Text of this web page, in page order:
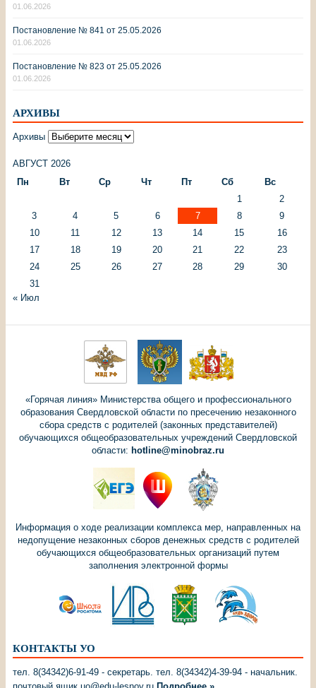
01.06.2026
Постановление № 841 от 25.05.2026
01.06.2026
Постановление № 823 от 25.05.2026
01.06.2026
АРХИВЫ
Архивы
АВГУСТ 2026
Пн
Вт Ср Чт Пт Сб
Вс
1
2
3
4 5 6 7 8
9
10
11 12 13 14 15
16
17
18 19 20 21 22
23
24
25 26 27 28 29
30
31
« Июл
«Горячая линия» Министерства общего и профессионального
образования Свердловской области по пресечению незаконного
сбора средств с родителей (законных представителей)
обучающихся общеобразовательных учреждений Свердловской
области: hotline@minobraz.ru
Информация о ходе реализации комплекса мер, направленных на
недопущение незаконных сборов денежных средств с родителей
обучающихся общеобразовательных организаций путем
заполнения электронной формы
КОНТАКТЫ УО
тел. 8(34342)6-91-49 - секретарь. тел. 8(34342)4-39-94 - начальник.